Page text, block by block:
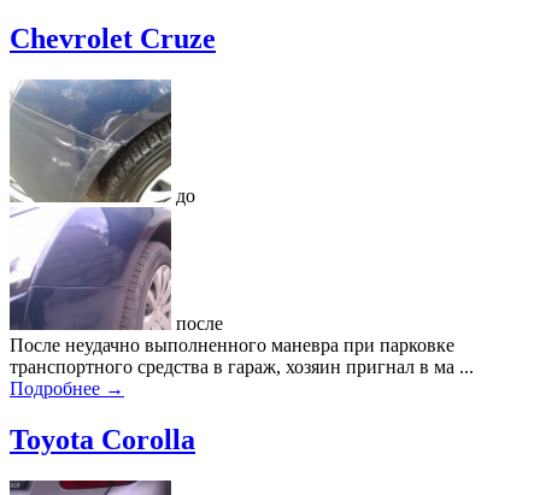
Chevrolet Cruze
до
после
После неудачно выполненного маневра при парковке
транспортного средства в гараж, хозяин пригнал в ма ...
Подробнее →
Toyota Corolla